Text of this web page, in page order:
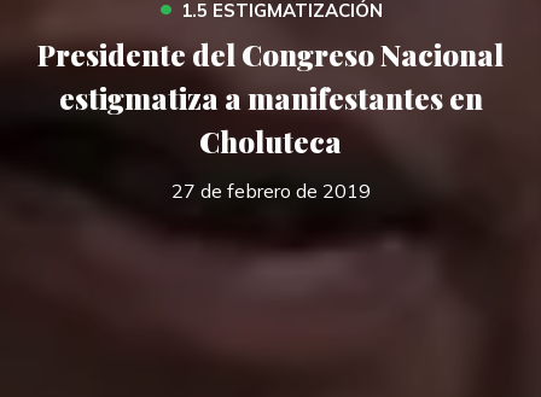
1.5 ESTIGMATIZACIÓN
Presidente del Congreso Nacional
estigmatiza a manifestantes en
Choluteca
27 de febrero de 2019